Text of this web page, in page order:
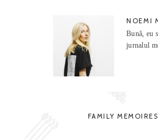
NOEMI
Bună, eu
jurnalul
FAMILY MEMOIRES